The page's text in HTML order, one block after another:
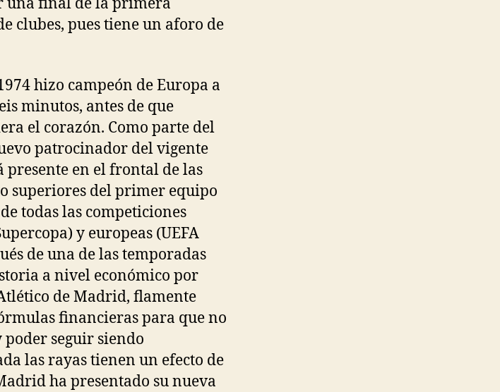
clubes, pues tiene un aforo de
hizo campeón de Europa a
minutos, antes de que
el corazón. Como parte del
patrocinador del vigente
presente en el frontal de las
superiores del primer equipo
todas las competiciones
y europeas (UEFA
de una de las temporadas
a nivel económico por
de Madrid, flamente
financieras para que no
poder seguir siendo
las rayas tienen un efecto de
ha presentado su nueva